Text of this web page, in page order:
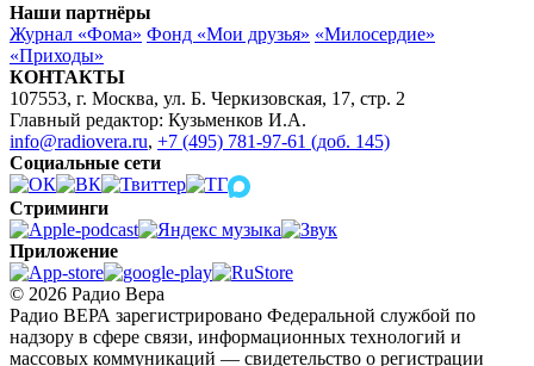
Наши партнёры
Журнал «Фома» Фонд «Мои друзья» «Милосердие»
«Приходы»
КОНТАКТЫ
107553, г. Москва, ул. Б. Черкизовская, 17, стр. 2
Главный редактор: Кузьменков И.А.
info@radiovera.ru, +7 (495) 781-97-61 (доб. 145)
Социальные сети
Стриминги
Приложение
© 2026 Радио Вера
Радио ВЕРА зарегистрировано Федеральной службой по
надзору в сфере связи, информационных технологий и
массовых коммуникаций — свидетельство о регистрации